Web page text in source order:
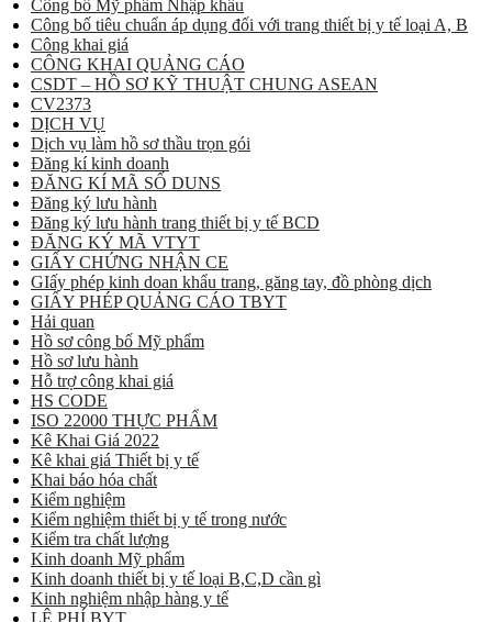
Công bố Mỹ phẩm Nhập khẩu
Công bố tiêu chuẩn áp dụng đối với trang thiết bị y tế loại A, B
Công khai giá
CÔNG KHAI QUẢNG CÁO
CSDT – HỒ SƠ KỸ THUẬT CHUNG ASEAN
CV2373
DỊCH VỤ
Dịch vụ làm hồ sơ thầu trọn gói
Đăng kí kinh doanh
ĐĂNG KÍ MÃ SỐ DUNS
Đăng ký lưu hành
Đăng ký lưu hành trang thiết bị y tế BCD
ĐĂNG KÝ MÃ VTYT
GIẤY CHỨNG NHẬN CE
GIấy phép kinh doan khẩu trang, găng tay, đồ phòng dịch
GIẤY PHÉP QUẢNG CÁO TBYT
Hải quan
Hồ sơ công bố Mỹ phẩm
Hồ sơ lưu hành
Hỗ trợ công khai giá
HS CODE
ISO 22000 THỰC PHẨM
Kê Khai Giá 2022
Kê khai giá Thiết bị y tế
Khai báo hóa chất
Kiểm nghiệm
Kiểm nghiệm thiết bị y tế trong nước
Kiểm tra chất lượng
Kinh doanh Mỹ phẩm
Kinh doanh thiết bị y tế loại B,C,D cần gì
Kinh nghiệm nhập hàng y tế
LỆ PHÍ BYT